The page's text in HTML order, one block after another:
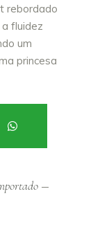
rebordado
fluidez
um
princesa